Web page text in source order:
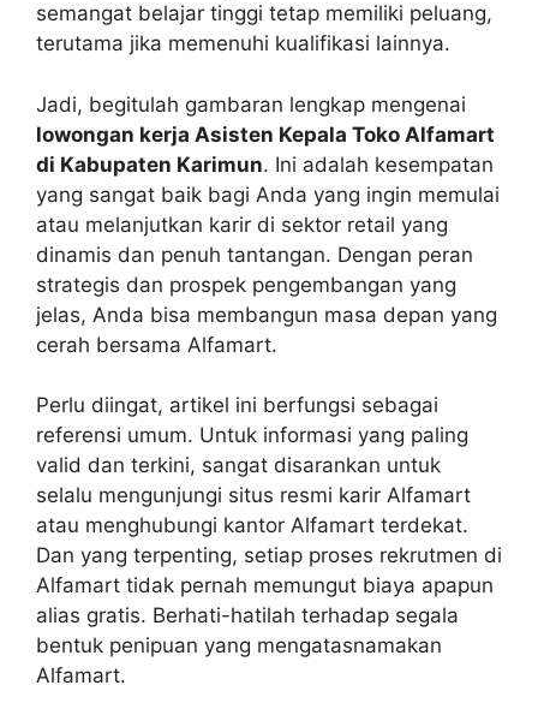
semangat belajar tinggi tetap memiliki peluang,
terutama jika memenuhi kualifikasi lainnya.
Jadi, begitulah gambaran lengkap mengenai
lowongan kerja Asisten Kepala Toko Alfamart
di Kabupaten Karimun. Ini adalah kesempatan
yang sangat baik bagi Anda yang ingin memulai
atau melanjutkan karir di sektor retail yang
dinamis dan penuh tantangan. Dengan peran
strategis dan prospek pengembangan yang
jelas, Anda bisa membangun masa depan yang
cerah bersama Alfamart.
Perlu diingat, artikel ini berfungsi sebagai
referensi umum. Untuk informasi yang paling
valid dan terkini, sangat disarankan untuk
selalu mengunjungi situs resmi karir Alfamart
atau menghubungi kantor Alfamart terdekat.
Dan yang terpenting, setiap proses rekrutmen di
Alfamart tidak pernah memungut biaya apapun
alias gratis. Berhati-hatilah terhadap segala
bentuk penipuan yang mengatasnamakan
Alfamart.